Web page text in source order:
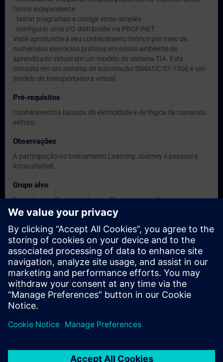
forma independente
- testar programas e corrigir erros simples
- configurar uma I/O distribuída via PROFINET
Você aprofundará seu conhecimento teórico por meio de
numerosos exercícios práticos em nosso ambiente de
aprendizado virtual em um modelo de sistema TIA. Este
consiste em um sistema de automação SIMATIC S7-1500 e um
modelo de transportadora virtual.
Pré-requisitos
Conhecimentos básicos de eletricidade e de lógica de comando
elétrico
Observações
A participação no treinamento Learning Journey é pessoal e
intransferível.
Grupo alvo
Engenheiros, Programadores e Técnicos que utilizam ou
venham a utilizar o Simatic S7-1500
Datas e registo
Atualmente, nenhum evento disponível
Inscreva-se na lista de espera e receba uma notificação assim
que novas datas estiverem disponíveis.
Ativar serviço de notificação